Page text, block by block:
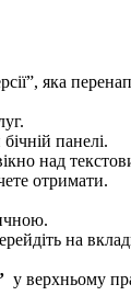
яка
бічній панелі.
над
отримати.
на
у верхньому